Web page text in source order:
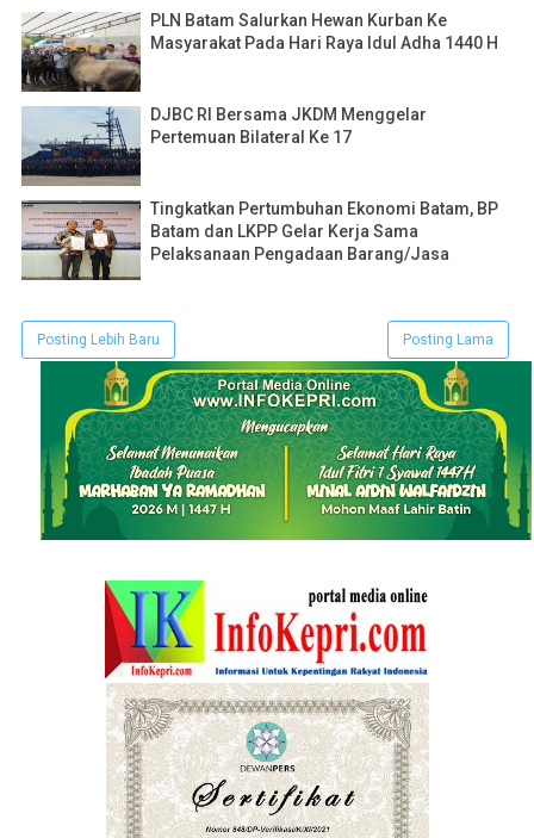
PLN Batam Salurkan Hewan Kurban Ke
Masyarakat Pada Hari Raya Idul Adha 1440 H
DJBC RI Bersama JKDM Menggelar
Pertemuan Bilateral Ke 17
Tingkatkan Pertumbuhan Ekonomi Batam, BP
Batam dan LKPP Gelar Kerja Sama
Pelaksanaan Pengadaan Barang/Jasa
Posting Lebih Baru Posting Lama